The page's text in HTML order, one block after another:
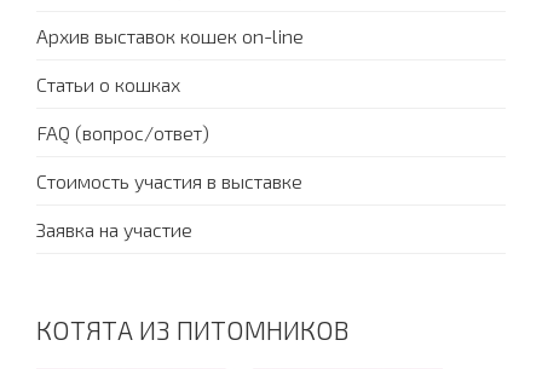
Архив выставок кошек on-line
Статьи о кошках
FAQ (вопрос/ответ)
Стоимость участия в выставке
Заявка на участие
КОТЯТА ИЗ ПИТОМНИКОВ